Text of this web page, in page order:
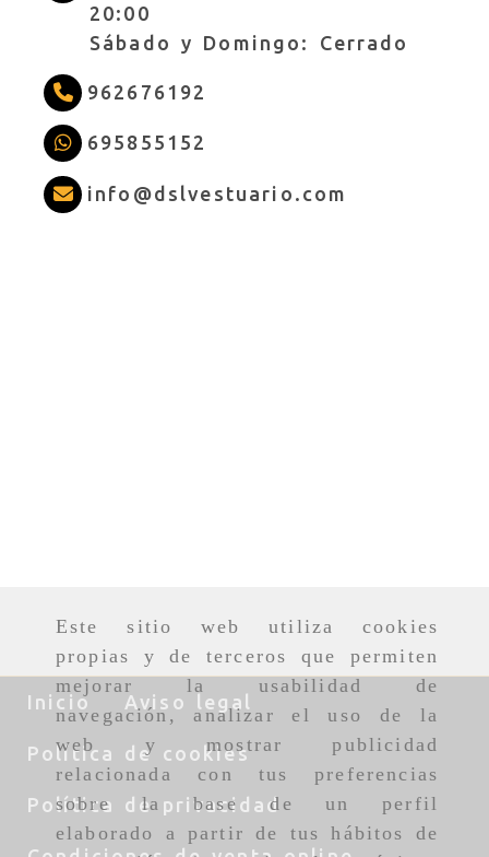
Este sitio web utiliza cookies
propias y de terceros que permiten
mejorar la usabilidad de
navegación, analizar el uso de la
web y mostrar publicidad
relacionada con tus preferencias
sobre la base de un perfil
elaborado a partir de tus hábitos de
20:00
Sábado y Domingo: Cerrado
962676192
695855152
info dslvestuario.com
Inicio Aviso legal
Política de cookies
Política de privacidad